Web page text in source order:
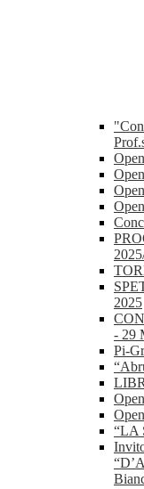
2025
- 29
Pi-
“LA